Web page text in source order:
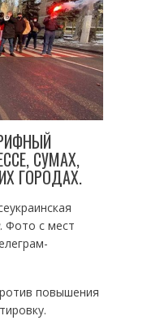
СУМАХ,
ГОРОДАХ.
. Фото с мест
повышения